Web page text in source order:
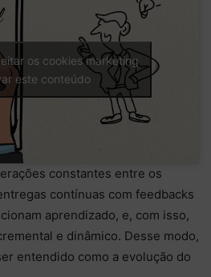
os cookies marketing
este conteúdo
constantes entre os
contínuas com feedbacks
aprendizado, e, com isso,
e dinâmico. Desse modo,
entendido como a evolução do